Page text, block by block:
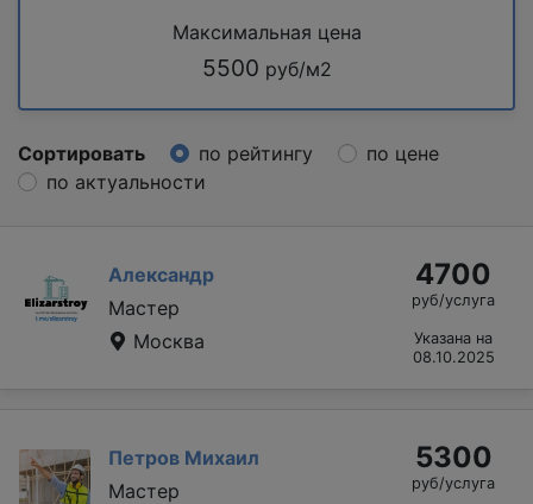
Максимальная цена
5500 руб/м2
Сортировать по рейтингу
по цене
по актуальности
Александр
Мастер
Москва
4700
руб/услуга
Указана на
08.10.2025
Петров Михаил
Мастер
5300
руб/услуга